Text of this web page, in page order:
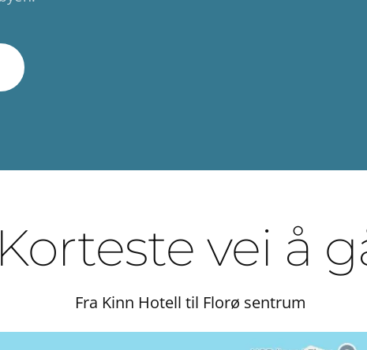
Korteste vei å
Fra Kinn Hotell til Florø sentrum